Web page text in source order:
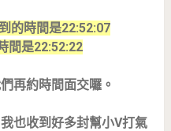
的時間是22:52:07
間是22:52:22
再約時間面交囉。
也收到好多封幫小V打氣